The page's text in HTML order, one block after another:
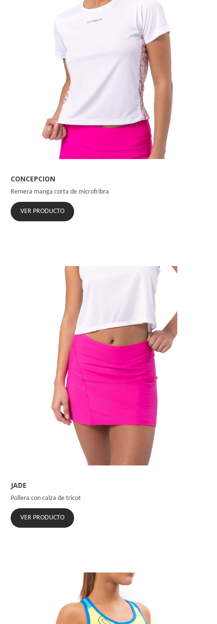
CONCEPCION
Remera manga corta de microfribra
VER PRODUCTO
JADE
Pollera con calza de tricot
VER PRODUCTO